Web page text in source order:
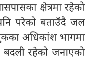
क्षेत्रमा रहेको
परेको बताउँदै जल
अधिकांश भागमा
बदली रहेको जनाएको